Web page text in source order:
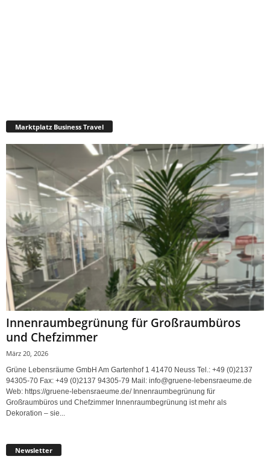
Marktplatz Business Travel
Innenraumbegrünung für Großraumbüros
und Chefzimmer
März 20, 2026
Grüne Lebensräume GmbH Am Gartenhof 1 41470 Neuss Tel.: +49 (0)2137
94305-70 Fax: +49 (0)2137 94305-79 Mail: info@gruene-lebensraeume.de
Web: https://gruene-lebensraeume.de/ Innenraumbegrünung für
Großraumbüros und Chefzimmer Innenraumbegrünung ist mehr als
Dekoration – sie...
Newsletter